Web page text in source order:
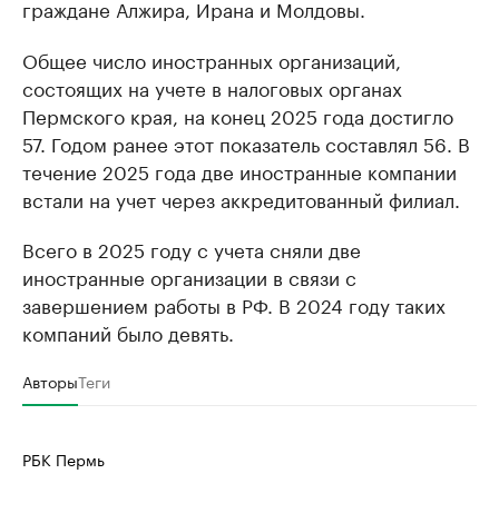
граждане Алжира, Ирана и Молдовы.
Общее число иностранных организаций,
состоящих на учете в налоговых органах
Пермского края, на конец 2025 года достигло
57. Годом ранее этот показатель составлял 56. В
течение 2025 года две иностранные компании
встали на учет через аккредитованный филиал.
Всего в 2025 году с учета сняли две
иностранные организации в связи с
завершением работы в РФ. В 2024 году таких
компаний было девять.
АвторыТеги
РБК Пермь